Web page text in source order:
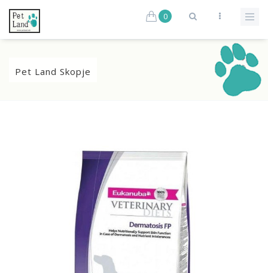
0
Pet Land Skopje